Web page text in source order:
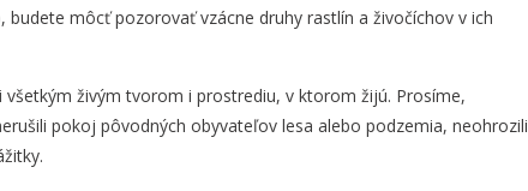
môcť pozorovať vzácne druhy rastlín a živočíchov v ich
všetkým živým tvorom i prostrediu, v ktorom žijú. Prosíme,
pokoj pôvodných obyvateľov lesa alebo podzemia, neohrozili